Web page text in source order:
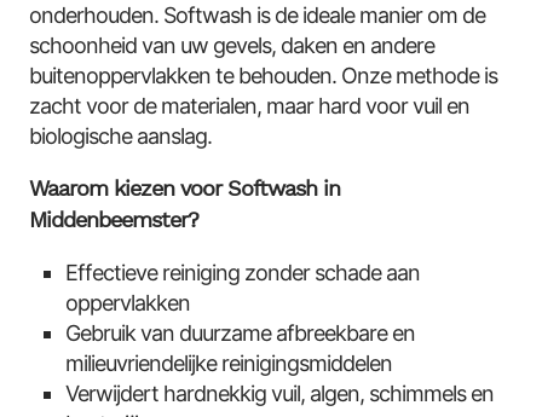
onderhouden. Softwash is de ideale manier om de
schoonheid van uw gevels, daken en andere
buitenoppervlakken te behouden. Onze methode is
zacht voor de materialen, maar hard voor vuil en
biologische aanslag.
Waarom kiezen voor Softwash in
Middenbeemster?
Effectieve reiniging zonder schade aan
oppervlakken
Gebruik van duurzame afbreekbare en
milieuvriendelijke reinigingsmiddelen
Verwijdert hardnekkig vuil, algen, schimmels en